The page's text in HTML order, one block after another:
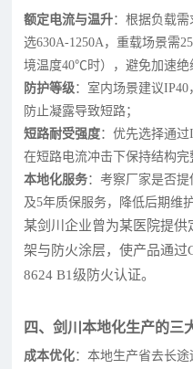
额定电流与温升：根据负载需
选630A-1250A，重载场景需
境温度40℃时），避免加速绝
防护等级：室内场景建议IP40
防止凝露导致短路；
短路耐受强度：优先选择通
在短路电流冲击下保持结构完
本地化服务：考察厂家是否
及5年质保服务，降低后期维
某剑川企业曾为某医院提
架与防火涂层，使产品通过
8624 B1级防火认证。
四、剑川本地化生产的三
成本优化：本地生产省去长